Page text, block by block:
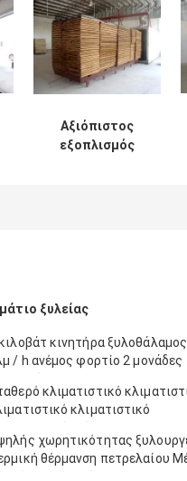
Αξιόπιστος
εξοπλισμός
ξυλείας
κινητήρα
/ h ανέμος φορτίο 2 μονάδες
κλιματιστικό
κλιματιστικό
χωρητικότητας
θέρμανση πετρελαίου